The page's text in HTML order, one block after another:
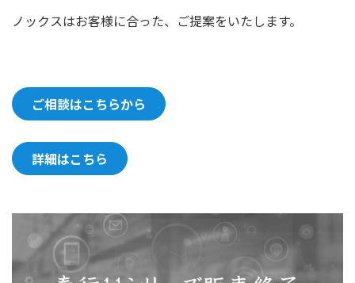
ノックスはお客様に合った、ご提案をいたします。
ご相談はこちらから
詳細はこちら